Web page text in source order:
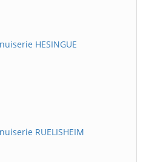
HESINGUE
RUELISHEIM